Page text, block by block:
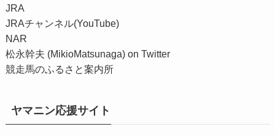
JRA
JRAチャンネル(YouTube)
NAR
松永幹夫 (MikioMatsunaga) on Twitter
競走馬のふるさと案内所
ヤマニン応援サイト